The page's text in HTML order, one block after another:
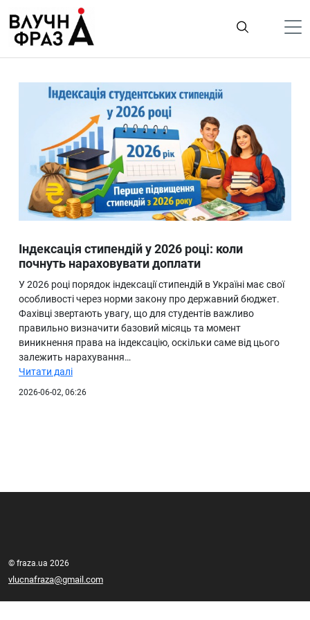
содержимому
Гроші
Лайфстайл
ТехноНаука
Людина
Ukraine
Про нас
Індексація стипендій у 2026 році: коли
почнуть нараховувати доплати
У 2026 році порядок індексації стипендій в Україні має свої
особливості через норми закону про державний бюджет.
Фахівці звертають увагу, що для студентів важливо
правильно визначити базовий місяць та момент
виникнення права на індексацію, оскільки саме від цього
залежить нарахування…
Читати далі
2026-06-02, 06:26
© fraza.ua 2026
vlucnafraza@gmail.com